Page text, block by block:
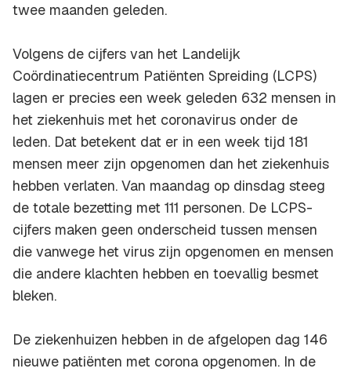
twee maanden geleden.
Volgens de cijfers van het Landelijk
Coördinatiecentrum Patiënten Spreiding (LCPS)
lagen er precies een week geleden 632 mensen in
het ziekenhuis met het coronavirus onder de
leden. Dat betekent dat er in een week tijd 181
mensen meer zijn opgenomen dan het ziekenhuis
hebben verlaten. Van maandag op dinsdag steeg
de totale bezetting met 111 personen. De LCPS-
cijfers maken geen onderscheid tussen mensen
die vanwege het virus zijn opgenomen en mensen
die andere klachten hebben en toevallig besmet
bleken.
De ziekenhuizen hebben in de afgelopen dag 146
nieuwe patiënten met corona opgenomen. In de